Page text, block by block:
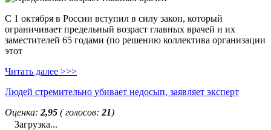
С 1 октября в России вступил в силу закон, который
ограничивает предельный возраст главных врачей и их
заместителей 65 годами (по решению коллектива организации
этот
Читать далее >>>
Людей стремительно убивает недосып, заявляет эксперт
Оценка: 2,95 ( голосов: 21)
Загрузка...